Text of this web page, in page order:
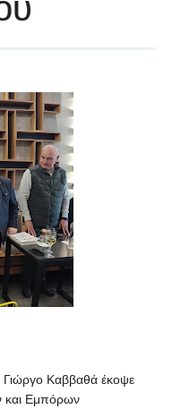
Καββαθάέκοψε
και Εμπόρων